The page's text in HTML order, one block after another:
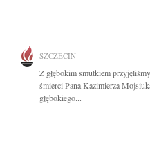
SZCZECIN
Z głębokim smutkiem
śmierci Pana Kazimierza
głębokiego...